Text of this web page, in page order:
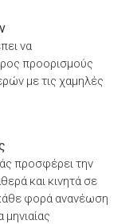
να
προορισμούς
με τις χαμηλές
προσφέρει την
και κινητά σε
φορά ανανέωση